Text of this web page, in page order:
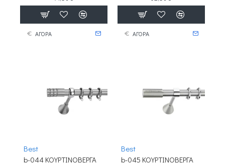
ΑΓΟΡΑ ΑΓΟΡΑ
Best
b-044 ΚΟΥΡΤΙΝΟΒΕΡΓΑ
Best
b-045 ΚΟΥΡΤΙΝΟΒΕΡΓΑ